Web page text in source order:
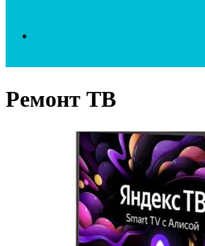
for
Ремонт ТВ